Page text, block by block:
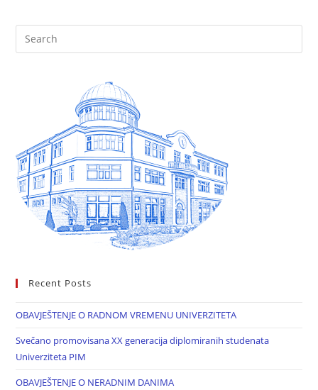
Recent Posts
OBAVJEŠTENJE O RADNOM VREMENU UNIVERZITETA
Svečano promovisana XX generacija diplomiranih studenata
Univerziteta PIM
OBAVJEŠTENJE O NERADNIM DANIMA